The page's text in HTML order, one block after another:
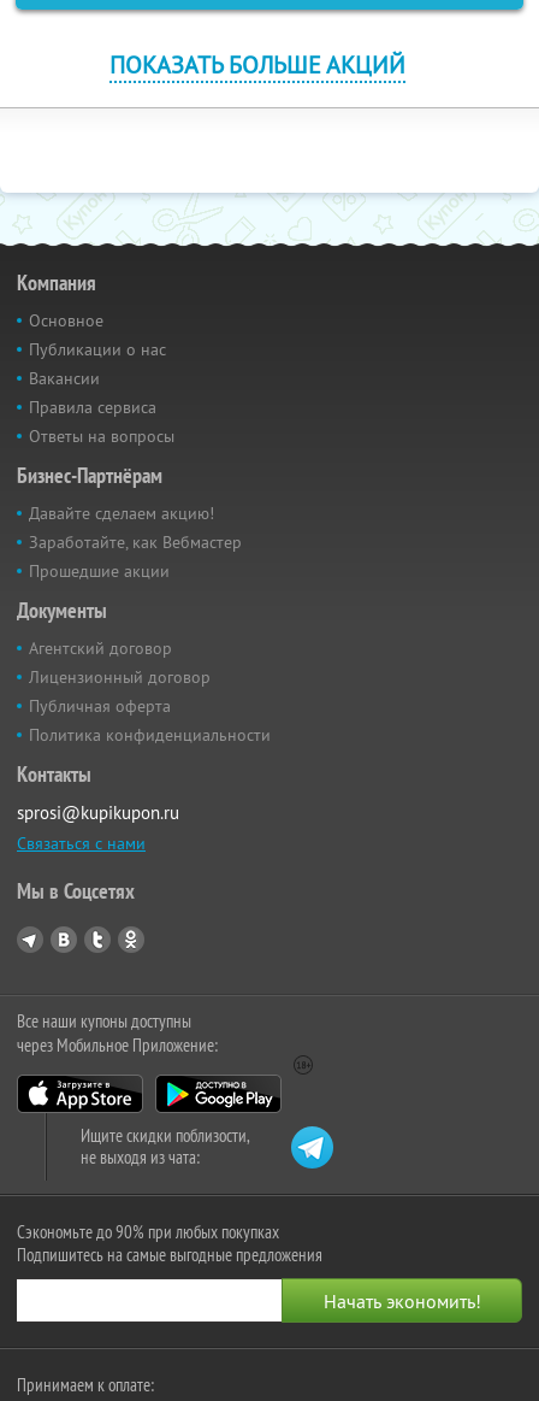
ПОКАЗАТЬ БОЛЬШЕ АКЦИЙ
Компания
Основное
Публикации о нас
Вакансии
Правила сервиса
Ответы на вопросы
Бизнес-Партнёрам
Давайте сделаем акцию!
Заработайте, как Вебмастер
Прошедшие акции
Документы
Агентский договор
Лицензионный договор
Публичная оферта
Политика конфиденциальности
Контакты
sprosi@kupikupon.ru
Связаться с нами
Мы в Соцсетях
Все наши купоны доступны
через Мобильное Приложение:
Ищите скидки поблизости,
не выходя из чата:
Сэкономьте до 90% при любых покупках
Подпишитесь на самые выгодные предложения
Принимаем к оплате: